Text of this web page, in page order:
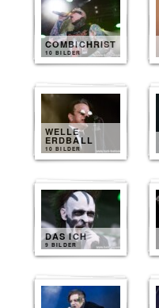
COMBICHRIST
10 BILDER
WELLE
ERDBALL
10 BILDER
DAS ICH
9 BILDER